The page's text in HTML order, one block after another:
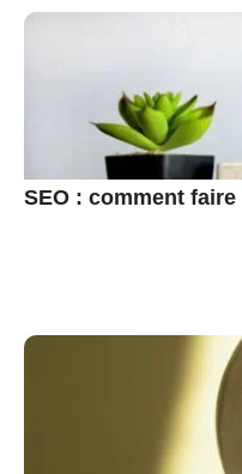
SEO : comment